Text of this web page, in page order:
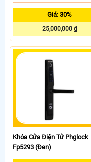
Giá: 30%
25,000,000 ₫
Khóa Cửa Điện Tử Phglock
Fp5293 (Đen)